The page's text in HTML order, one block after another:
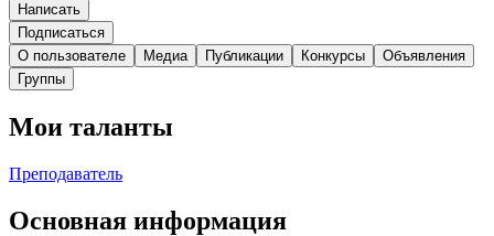
Написать
Подписаться
О пользователе
Медиа Публикации Конкурсы
Объявления
Группы
Мои таланты
Преподаватель
Основная информация